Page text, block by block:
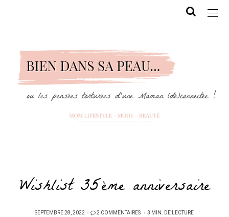
Wishlist 35ème anniversaire
PUBLIÉ
SEPTEMBRE 28, 2022 2 COMMENTAIRES 3 MIN. DE LECTURE